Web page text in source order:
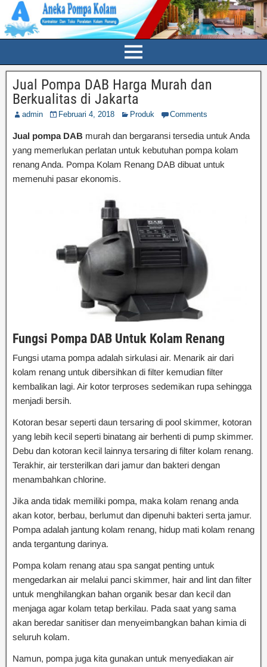
Jual Pompa DAB Harga Murah dan
Berkualitas di Jakarta
admin Februari 4, 2018 Produk Comments
Jual pompa DAB murah dan bergaransi tersedia untuk Anda
yang memerlukan perlatan untuk kebutuhan pompa kolam
renang Anda. Pompa Kolam Renang DAB dibuat untuk
memenuhi pasar ekonomis.
Fungsi Pompa DAB Untuk Kolam Renang
Fungsi utama pompa adalah sirkulasi air. Menarik air dari
kolam renang untuk dibersihkan di filter kemudian filter
kembalikan lagi. Air kotor terproses sedemikan rupa sehingga
menjadi bersih.
Kotoran besar seperti daun tersaring di pool skimmer, kotoran
yang lebih kecil seperti binatang air berhenti di pump skimmer.
Debu dan kotoran kecil lainnya tersaring di filter kolam renang.
Terakhir, air tersterilkan dari jamur dan bakteri dengan
menambahkan chlorine.
Jika anda tidak memiliki pompa, maka kolam renang anda
akan kotor, berbau, berlumut dan dipenuhi bakteri serta jamur.
Pompa adalah jantung kolam renang, hidup mati kolam renang
anda tergantung darinya.
Pompa kolam renang atau spa sangat penting untuk
mengedarkan air melalui panci skimmer, hair and lint dan filter
untuk menghilangkan bahan organik besar dan kecil dan
menjaga agar kolam tetap berkilau. Pada saat yang sama
akan beredar sanitiser dan menyeimbangkan bahan kimia di
seluruh kolam.
Namun, pompa juga kita gunakan untuk menyediakan air